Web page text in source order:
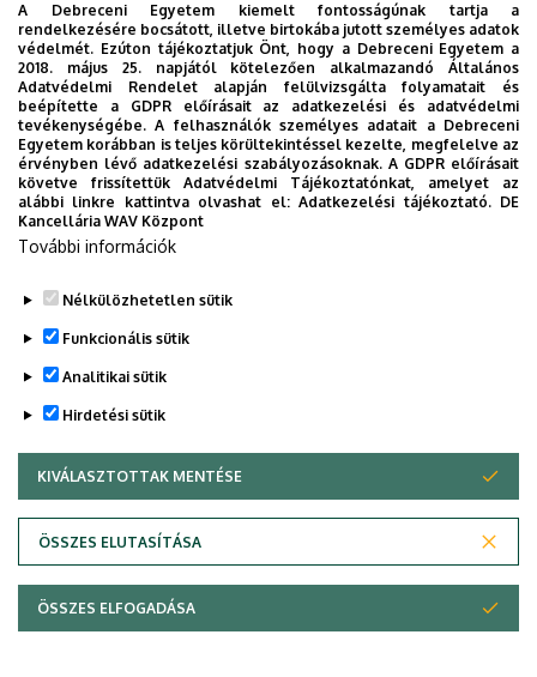
Tantervi háló
Szakdolgozati követelmények
Zárovizsga tételek
Legutóbbi frissítés: 2024. 08. 08. 15:25
Adatvédelem
Szerzői jog © 2026 Unideb
A Debreceni Egyetem kiemelt fontosságúnak tartja a
rendelkezésére bocsátott, illetve birtokába jutott személyes adatok
védelmét. Ezúton tájékoztatjuk Önt, hogy a Debreceni Egyetem a
2018. május 25. napjától kötelezően alkalmazandó Általános
Adatvédelmi Rendelet alapján felülvizsgálta folyamatait és
beépítette a GDPR előírásait az adatkezelési és adatvédelmi
tevékenységébe. A felhasználók személyes adatait a Debreceni
Egyetem korábban is teljes körültekintéssel kezelte, megfelelve az
érvényben lévő adatkezelési szabályozásoknak. A GDPR előírásait
követve frissítettük Adatvédelmi Tájékoztatónkat, amelyet az
alábbi linkre kattintva olvashat el:Adatkezelési tájékoztató. DE
Kancellária WAV Központ
További információk
Nélkülözhetetlen sütik
Funkcionális sütik
Analitikai sütik
Hirdetési sütik
KIVÁLASZTOTTAK MENTÉSE
ÖSSZES ELUTASÍTÁSA
WITHDRAW CONSENT
ÖSSZES ELFOGADÁSA